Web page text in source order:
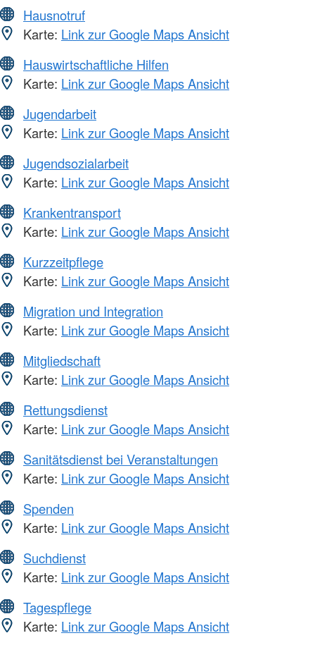
Hausnotruf
Karte: Link zur Google Maps Ansicht
Hauswirtschaftliche Hilfen
Karte: Link zur Google Maps Ansicht
Jugendarbeit
Karte: Link zur Google Maps Ansicht
Jugendsozialarbeit
Karte: Link zur Google Maps Ansicht
Krankentransport
Karte: Link zur Google Maps Ansicht
Kurzzeitpflege
Karte: Link zur Google Maps Ansicht
Migration und Integration
Karte: Link zur Google Maps Ansicht
Mitgliedschaft
Karte: Link zur Google Maps Ansicht
Rettungsdienst
Karte: Link zur Google Maps Ansicht
Sanitätsdienst bei Veranstaltungen
Karte: Link zur Google Maps Ansicht
Spenden
Karte: Link zur Google Maps Ansicht
Suchdienst
Karte: Link zur Google Maps Ansicht
Tagespflege
Karte: Link zur Google Maps Ansicht